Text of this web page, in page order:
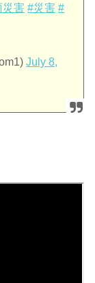
災害 #災害 #
July 8,